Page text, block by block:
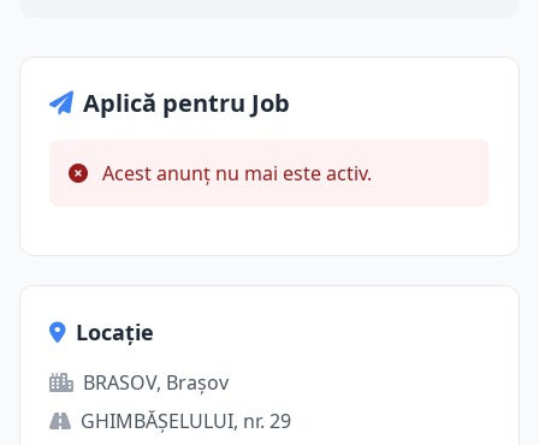
Aplică pentru Job
Acest anunț nu mai este activ.
Locație
BRASOV, Brașov
GHIMBĂŞELULUI, nr. 29